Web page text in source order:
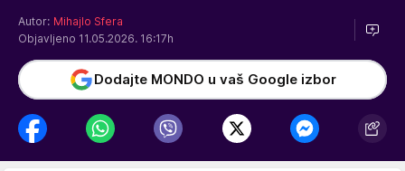
Autor: Mihajlo Sfera
Objavljeno 11.05.2026. 16:17h
Dodajte MONDO u vaš Google izbor